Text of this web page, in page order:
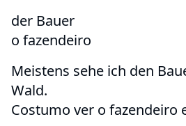
der Bauer
o fazendeiro
Meistens sehe ich den
Wald.
Costumo ver o fazendeiro